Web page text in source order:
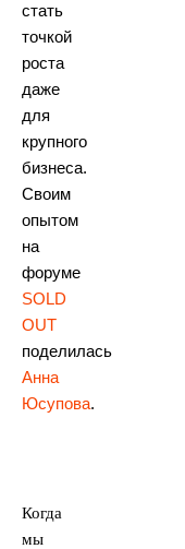
стать
точкой
роста
даже
для
крупного
бизнеса.
Своим
опытом
на
форуме
SOLD
OUT
поделилась
Анна
Юсупова.
Когда
мы